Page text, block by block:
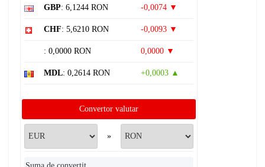
GBP: 6,1244 RON -0,0074 ▼
CHF: 5,6210 RON -0,0093 ▼
: 0,0000 RON 0,0000 ▼
MDL: 0,2614 RON +0,0003 ▲
Convertor valutar
»